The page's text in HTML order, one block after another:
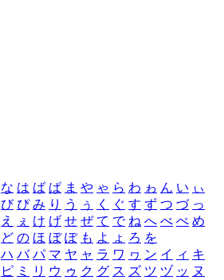
な は ば ぱ ま や ゃ ら わ ゎ ん い ぃ
び ぴ み り う ぅ く ぐ す ず つ づ っ
え ぇ け げ せ ぜ て で ね へ べ ぺ め
ど の ほ ぼ ぽ も よ ょ ろ を
ハ バ パ マ ヤ ャ ラ ワ ヮ ン イ ィ キ
ピ ミ リ ウ ゥ ク グ ス ズ ツ ヅ ッ ヌ